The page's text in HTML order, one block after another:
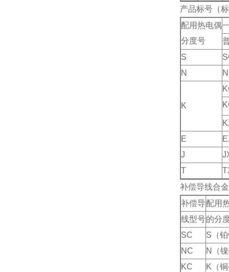
产品标号（
配用热电偶
分度号
S
N
K
E
J
T
补偿导线合
补偿导配用
线型号的分
SC
S（
NC
N（
KC
K（